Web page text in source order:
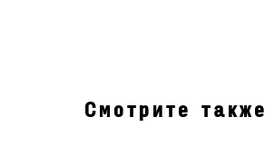
Смотрите также